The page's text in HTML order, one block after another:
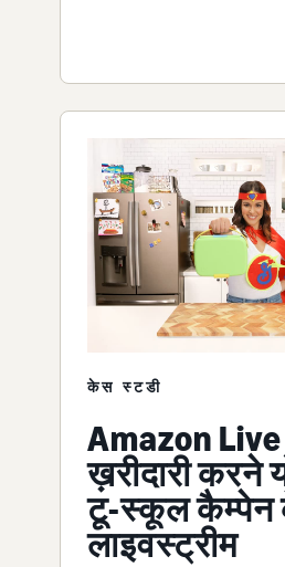
केस स्टडी
Amazon
ख़रीदारी करने
टू-स्कूल
लाइवस्ट्रीम